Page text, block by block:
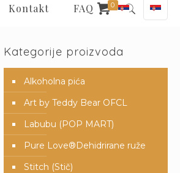
Kontakt FAQ 0
Kategorije proizvoda
Alkoholna pića
Art by Teddy Bear OFCL
Labubu (POP MART)
Pure Love®️Dehidrirane ruže
Stitch (Stič)